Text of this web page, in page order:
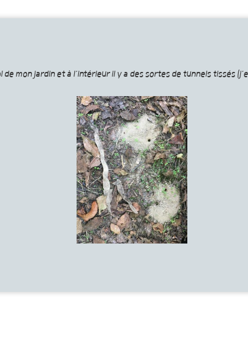
de mon jardin et à l’intérieur il y a des sortes de tunnels tissés